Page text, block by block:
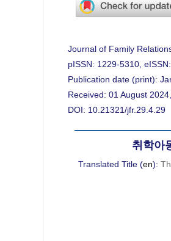
Journal of Family
pISSN: 1229-5310,
Publication date (print):
Received: 01 August
DOI: 10.21321/jfr.29.4.29
취학아
Translated Title (en):